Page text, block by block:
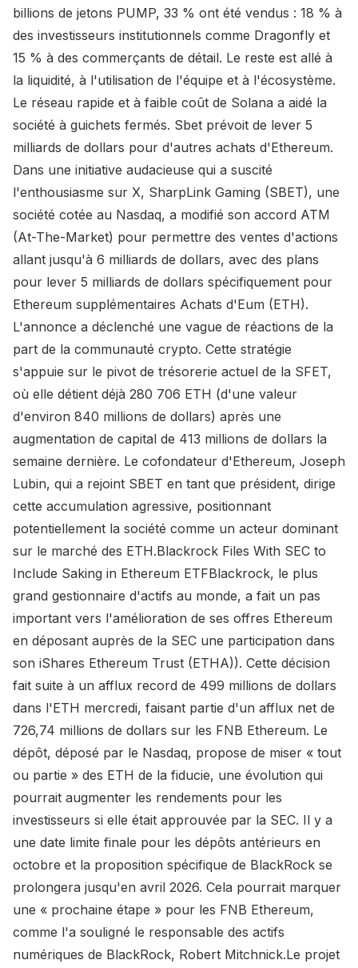
billions de jetons PUMP, 33 % ont été vendus : 18 % à
des investisseurs institutionnels comme Dragonfly et
15 % à des commerçants de détail. Le reste est allé à
la liquidité, à l'utilisation de l'équipe et à l'écosystème.
Le réseau rapide et à faible coût de Solana a aidé la
société à guichets fermés. Sbet prévoit de lever 5
milliards de dollars pour d'autres achats d'Ethereum.
Dans une initiative audacieuse qui a suscité
l'enthousiasme sur X, SharpLink Gaming (SBET), une
société cotée au Nasdaq, a modifié son accord ATM
(At-The-Market) pour permettre des ventes d'actions
allant jusqu'à 6 milliards de dollars, avec des plans
pour lever 5 milliards de dollars spécifiquement pour
Ethereum supplémentaires Achats d'Eum (ETH).
L'annonce a déclenché une vague de réactions de la
part de la communauté crypto. Cette stratégie
s'appuie sur le pivot de trésorerie actuel de la SFET,
où elle détient déjà 280 706 ETH (d'une valeur
d'environ 840 millions de dollars) après une
augmentation de capital de 413 millions de dollars la
semaine dernière. Le cofondateur d'Ethereum, Joseph
Lubin, qui a rejoint SBET en tant que président, dirige
cette accumulation agressive, positionnant
potentiellement la société comme un acteur dominant
sur le marché des ETH.Blackrock Files With SEC to
Include Saking in Ethereum ETFBlackrock, le plus
grand gestionnaire d'actifs au monde, a fait un pas
important vers l'amélioration de ses offres Ethereum
en déposant auprès de la SEC une participation dans
son iShares Ethereum Trust (ETHA)). Cette décision
fait suite à un afflux record de 499 millions de dollars
dans l'ETH mercredi, faisant partie d'un afflux net de
726,74 millions de dollars sur les FNB Ethereum. Le
dépôt, déposé par le Nasdaq, propose de miser « tout
ou partie » des ETH de la fiducie, une évolution qui
pourrait augmenter les rendements pour les
investisseurs si elle était approuvée par la SEC. Il y a
une date limite finale pour les dépôts antérieurs en
octobre et la proposition spécifique de BlackRock se
prolongera jusqu'en avril 2026. Cela pourrait marquer
une « prochaine étape » pour les FNB Ethereum,
comme l'a souligné le responsable des actifs
numériques de BlackRock, Robert Mitchnick.Le projet